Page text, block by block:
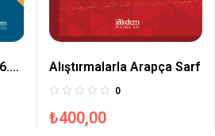
Alıştırmalarla Arapça Sarf
0
₺400,00